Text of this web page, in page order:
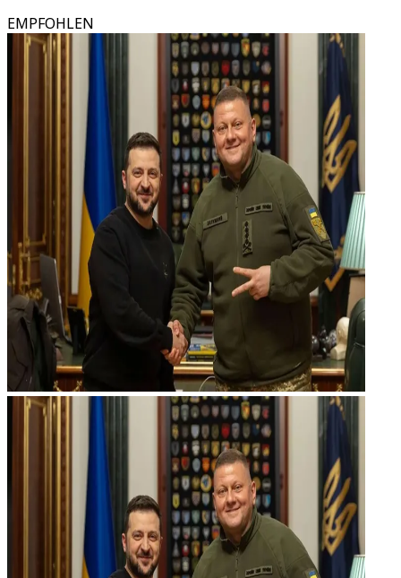
EMPFOHLEN